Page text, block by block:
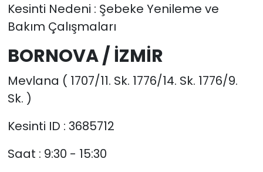
Kesinti Nedeni : Şebeke Yenileme ve
Bakım Çalışmaları
BORNOVA / İZMİR
Mevlana ( 1707/11. Sk. 1776/14. Sk. 1776/9.
Sk. )
Kesinti ID : 3685712
Saat : 9:30 - 15:30